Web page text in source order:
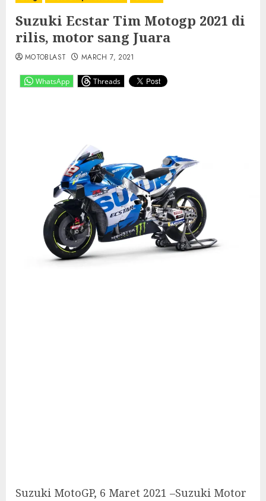
Suzuki Ecstar Tim Motogp 2021 di
rilis, motor sang Juara
WhatsApp Threads
MOTOBLAST MARCH 7, 2021
Suzuki MotoGP, 6 Maret 2021 –Suzuki Motor